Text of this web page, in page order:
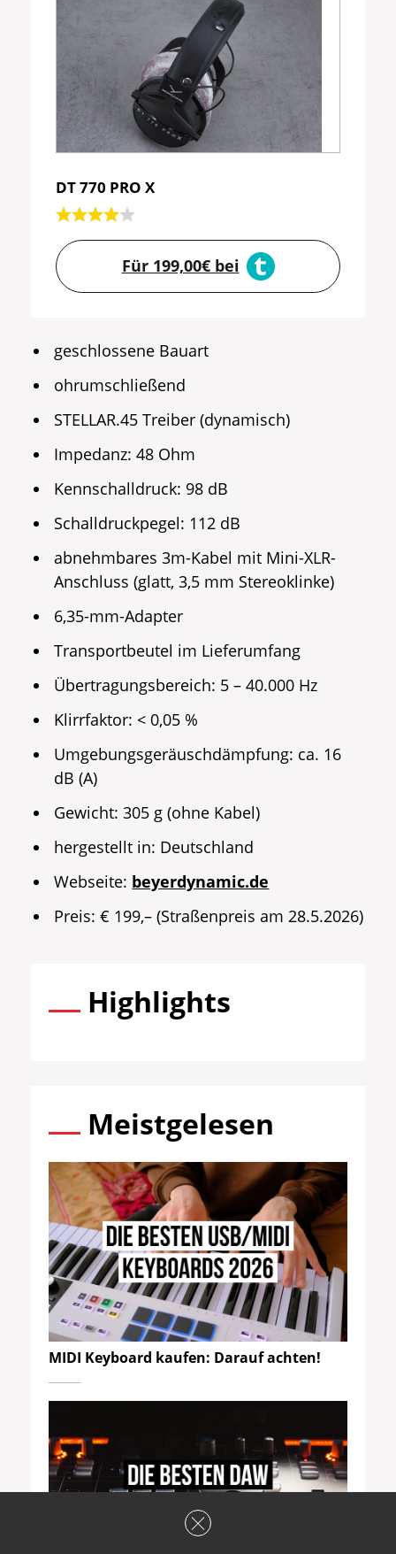
DT 770 PRO X
Für 199,00€ bei
geschlossene Bauart
ohrumschließend
STELLAR.45 Treiber (dynamisch)
Impedanz: 48 Ohm
Kennschalldruck: 98 dB
Schalldruckpegel: 112 dB
abnehmbares 3m-Kabel mit Mini-XLR-
Anschluss (glatt, 3,5 mm Stereoklinke)
6,35-mm-Adapter
Transportbeutel im Lieferumfang
Übertragungsbereich: 5 – 40.000 Hz
Klirrfaktor: < 0,05 %
Umgebungsgeräuschdämpfung: ca. 16
dB (A)
Gewicht: 305 g (ohne Kabel)
hergestellt in: Deutschland
Webseite: beyerdynamic.de
Preis: € 199,– (Straßenpreis am 28.5.2026)
Highlights
Meistgelesen
MIDI Keyboard kaufen: Darauf achten!